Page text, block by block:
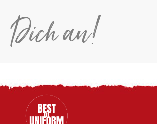
Dich an!